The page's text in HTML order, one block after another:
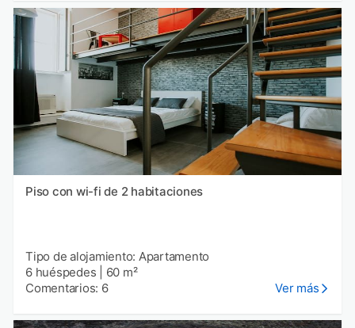
Piso con wi-fi de 2 habitaciones
Tipo de alojamiento: Apartamento
6 huéspedes
60 m²
Comentarios: 6
Ver más